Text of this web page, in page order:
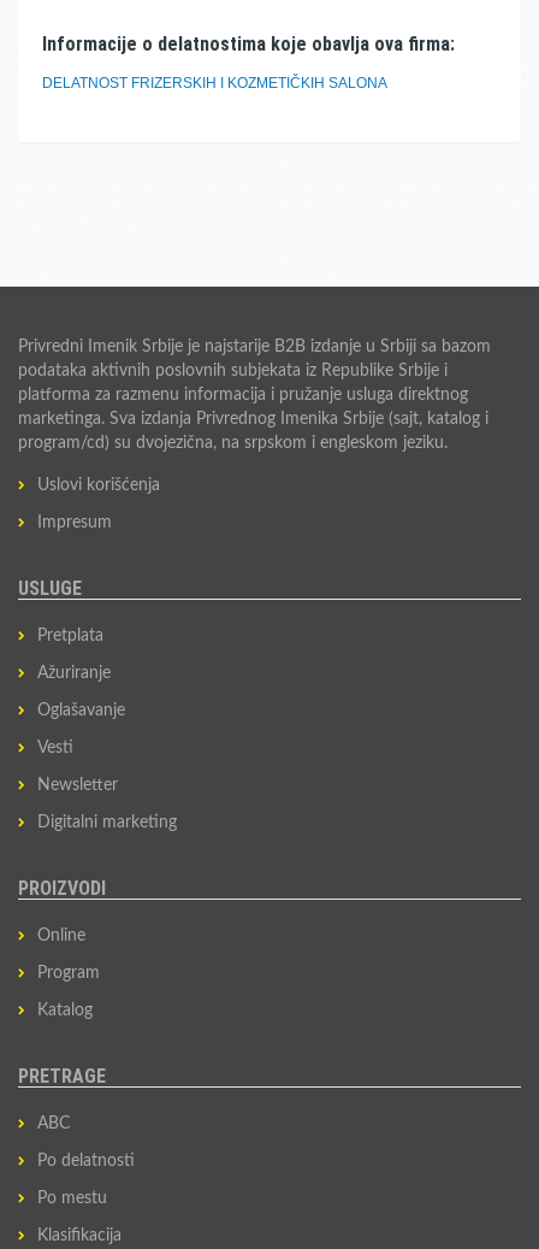
Informacije o delatnostima koje obavlja ova firma:
DELATNOST FRIZERSKIH I KOZMETIČKIH SALONA
Privredni Imenik Srbije je najstarije B2B izdanje u Srbiji sa bazom
podataka aktivnih poslovnih subjekata iz Republike Srbije i
platforma za razmenu informacija i pružanje usluga direktnog
marketinga. Sva izdanja Privrednog Imenika Srbije (sajt, katalog i
program/cd) su dvojezična, na srpskom i engleskom jeziku.
Uslovi korišćenja
Impresum
USLUGE
Pretplata
Ažuriranje
Oglašavanje
Vesti
Newsletter
Digitalni marketing
PROIZVODI
Online
Program
Katalog
PRETRAGE
ABC
Po delatnosti
Po mestu
Klasifikacija